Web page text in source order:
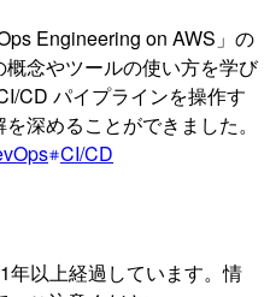
Engineering on AWS」の
念やツールの使い方を学び
CD パイプラインを操作す
深めることができました。
CI/CD
年以上経過しています。情